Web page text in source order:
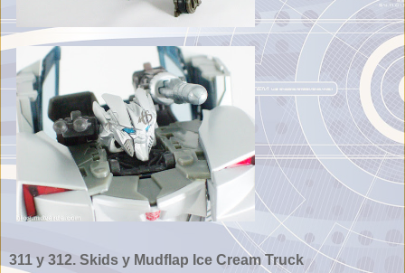
311 y 312. Skids y Mudflap Ice Cream Truck